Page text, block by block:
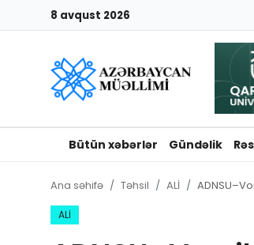
8 avqust 2026
Bütün xəbərlər Gündəlik
Giriş
Qeydiyyat
Qəzetə elan ver
Haqqımızda
Ana səhifə Təhsil ALİ
ALİ